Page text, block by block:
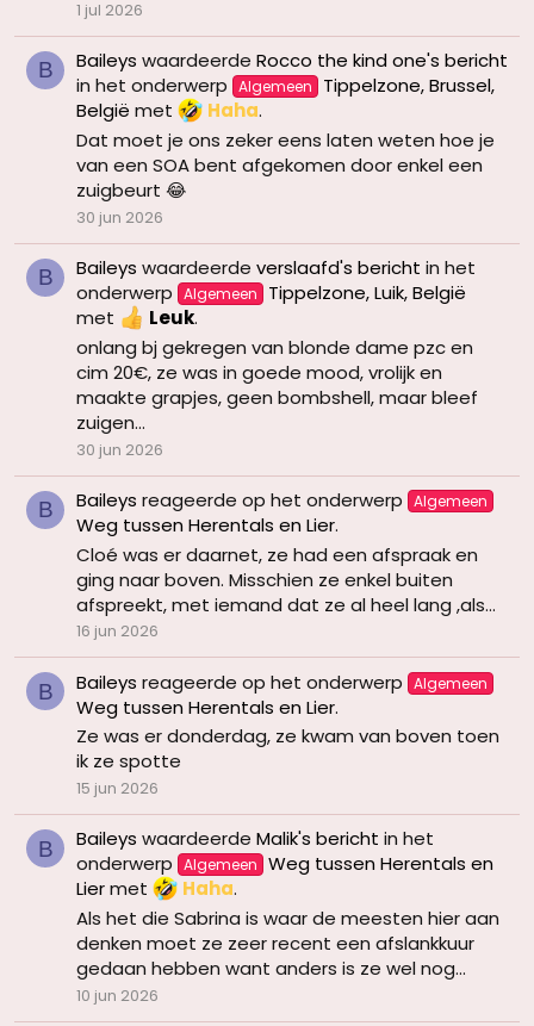
1 jul 2026
B Baileys waardeerde Rocco the kind one's bericht
in het onderwerp Algemeen
Tippelzone, Brussel,
België met Haha.
Dat moet je ons zeker eens laten weten hoe je
van een SOA bent afgekomen door enkel een
zuigbeurt 😂
30 jun 2026
B Baileys waardeerde verslaafd's bericht in het
onderwerp Algemeen
Tippelzone, Luik, België
met
Leuk.
onlang bj gekregen van blonde dame pzc en
cim 20€, ze was in goede mood, vrolijk en
maakte grapjes, geen bombshell, maar bleef
zuigen...
30 jun 2026
B Baileys reageerde op het onderwerp Algemeen
Weg tussen Herentals en Lier.
Cloé was er daarnet, ze had een afspraak en
ging naar boven. Misschien ze enkel buiten
afspreekt, met iemand dat ze al heel lang ,als...
16 jun 2026
B Baileys reageerde op het onderwerp Algemeen
Weg tussen Herentals en Lier.
Ze was er donderdag, ze kwam van boven toen
ik ze spotte
15 jun 2026
B Baileys waardeerde Malik's bericht in het
onderwerp Algemeen
Weg tussen Herentals en
Liermet Haha.
Als het die Sabrina is waar de meesten hier aan
denken moet ze zeer recent een afslankkuur
gedaan hebben want anders is ze wel nog...
10 jun 2026